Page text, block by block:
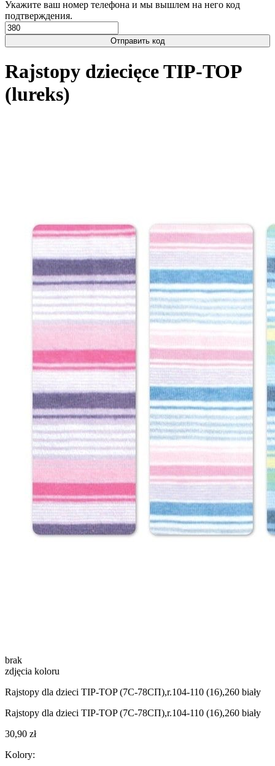
Укажите ваш номер телефона и мы вышлем на него код
подтверждения.
Отправить код
Rajstopy dziecięce TIP-TOP
(lureks)
brak
zdjęcia koloru
Rajstopy dla dzieci TIP-TOP (7С-78СП),r.104-110 (16),260 biały
Rajstopy dla dzieci TIP-TOP (7С-78СП),r.104-110 (16),260 biały
30,90 zł
Kolory: